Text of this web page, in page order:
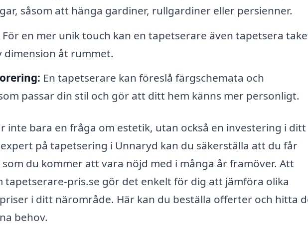
såsom att hänga gardiner, rullgardiner eller persienner.
För en mer unik touch kan en tapetserare även tapetsera
dimension åt rummet.
En tapetserare kan föreslå färgschemata och
passar din stil och gör att ditt hem känns mer personligt.
inte bara en fråga om estetik, utan också en investering i ditt
på tapetsering i Unnaryd kan du säkerställa att du får
du kommer att vara nöjd med i många år framöver. Att
tapetserare-pris.se gör det enkelt för dig att jämföra olika
i ditt närområde. Här kan du beställa offerter och hitta
behov.